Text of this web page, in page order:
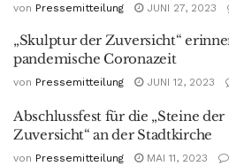
von Pressemitteilung JUNI 27, 2023
„Skulptur der Zuversicht“
pandemische Coronazeit
von Pressemitteilung JUNI 12, 2023
Abschlussfest für die „Steine der
Zuversicht“ an der Stadtkirche
von Pressemitteilung MAI 11, 2023